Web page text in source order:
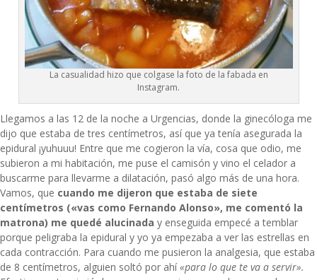
La casualidad hizo que colgase la foto de la fabada en
Instagram.
Llegamos a las 12 de la noche a Urgencias, donde la ginecóloga me
dijo que estaba de tres centímetros, así que ya tenía asegurada la
epidural ¡yuhuuu! Entre que me cogieron la vía, cosa que odio, me
subieron a mi habitación, me puse el camisón y vino el celador a
buscarme para llevarme a dilatación, pasó algo más de una hora.
Vamos, que cuando me dijeron que estaba de siete
centímetros («vas como Fernando Alonso», me comentó la
matrona) me quedé alucinada y enseguida empecé a temblar
porque peligraba la epidural y yo ya empezaba a ver las estrellas en
cada contracción. Para cuando me pusieron la analgesia, que estaba
de 8 centímetros, alguien soltó por ahí«para lo que te va a servir».